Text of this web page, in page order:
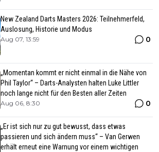
New Zealand Darts Masters 2026: Teilnehmerfeld,
Auslosung, Historie und Modus
Aug 07, 13:59 0
„Momentan kommt er nicht einmal in die Nähe von
Phil Taylor“ – Darts-Analysten halten Luke Littler
noch lange nicht für den Besten aller Zeiten
Aug 06, 8:30 0
„Er ist sich nur zu gut bewusst, dass etwas
passieren und sich ändern muss“ – Van Gerwen
erhält erneut eine Warnung vor einem wichtigen